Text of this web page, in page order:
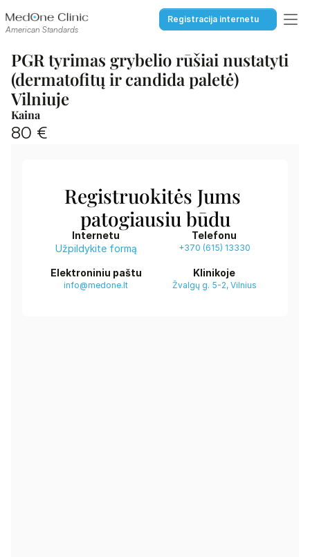
American Standards
Registracija internetu
PGR tyrimas grybelio rūšiai nustatyti
(dermatofitų ir candida paletė)
Vilniuje
Kaina
80 €
Registruokitės Jums
patogiausiu būdu
Internetu
Užpildykite formą
Telefonu
+370 (615) 13330
Elektroniniu paštu
info@medone.lt
Klinikoje
Žvalgų g. 5-2, Vilnius